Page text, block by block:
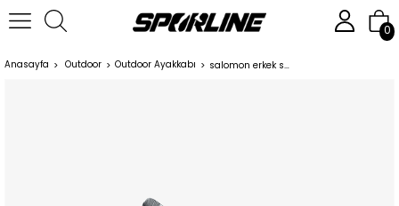
0
Anasayfa Outdoor Outdoor Ayakkabı salomon erkek spor ayakkabı alphacross 4 gtx 470667 Ebony/Pearl Blue